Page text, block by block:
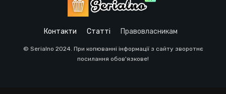
Контакти Статті Правовласникам
© Serialno 2024. При копюванні інформації з сайту зворотнє
посилання обов'язкове!